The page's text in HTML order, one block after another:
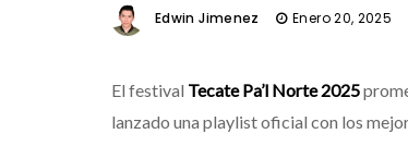
Edwin Jimenez Enero 20, 2025
El festival Tecate Pa’l Norte 2025
lanzado una playlist oficial con los